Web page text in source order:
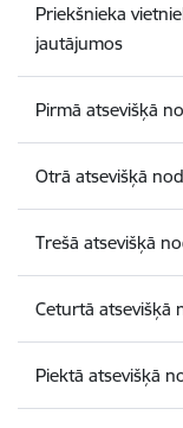
Priekšnieka
jautājumos
Pirmā atsevišķā
Otrā atsevišķā
Trešā atsevišķā
Ceturtā atsevišķā
Piektā atsevišķā